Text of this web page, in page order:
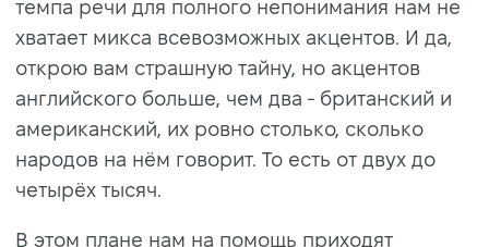
темпа речи для полного непонимания нам не
хватает микса всевозможных акцентов. И да,
открою вам страшную тайну, но акцентов
английского больше, чем два - британский и
американский, их ровно столько, сколько
народов на нём говорит. То есть от двух до
четырёх тысяч.
В этом плане нам на помощь приходят